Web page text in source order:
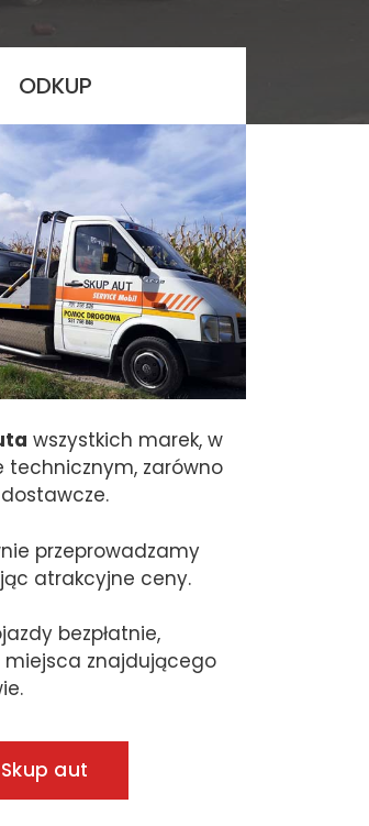
ODKUP
wszystkich marek, w
technicznym, zarówno
przeprowadzamy
atrakcyjne ceny.
bezpłatnie,
miejsca znajdującego
Skup aut